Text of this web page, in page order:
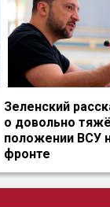
Зеленский
о довольно
положении ВСУ
фронте